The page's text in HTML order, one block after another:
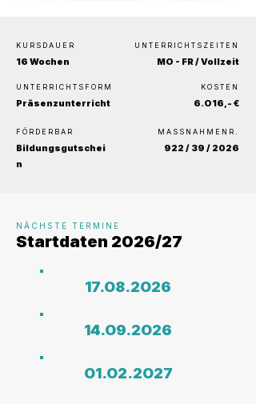
KURSDAUER
16 Wochen
UNTERRICHTSZEITEN
MO - FR / Vollzeit
UNTERRICHTSFORM
Präsenzunterricht
KOSTEN
6.O16,- €
FÖRDERBAR
Bildungsgutschei
n
MASSNAHMENR.
922 / 39 / 2026
NÄCHSTE TERMINE
Startdaten 2026/27
17.O8.2O26
14.O9.2O26
O1.O2.2O27